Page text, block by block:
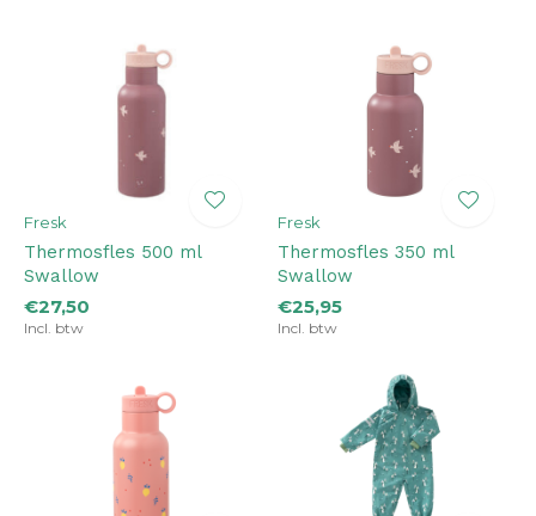
Fresk
Thermosfles 500 ml
Swallow
€27,50
Incl. btw
Fresk
Thermosfles 350 ml
Swallow
€25,95
Incl. btw